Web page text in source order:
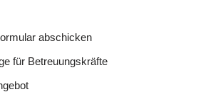
abschicken
für Betreuungskräfte